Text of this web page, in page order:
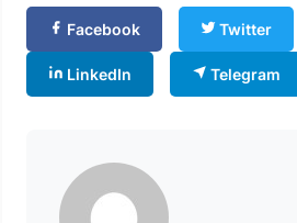
Facebook Twitter
LinkedIn Telegram